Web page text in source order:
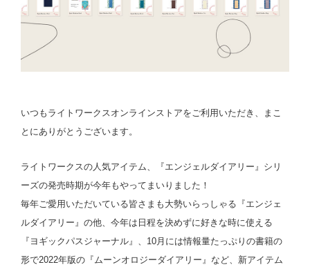
いつもライトワークスオンラインストアをご利用いただき、まこ
とにありがとうございます。
ライトワークスの人気アイテム、『エンジェルダイアリー』シリ
ーズの発売時期が今年もやってまいりました！
毎年ご愛用いただいている皆さまも大勢いらっしゃる『エンジェ
ルダイアリー』の他、今年は日程を決めずに好きな時に使える
『ヨギックパスジャーナル』、10月には情報量たっぷりの書籍の
形で2022年版の『ムーンオロジーダイアリー』など、新アイテム